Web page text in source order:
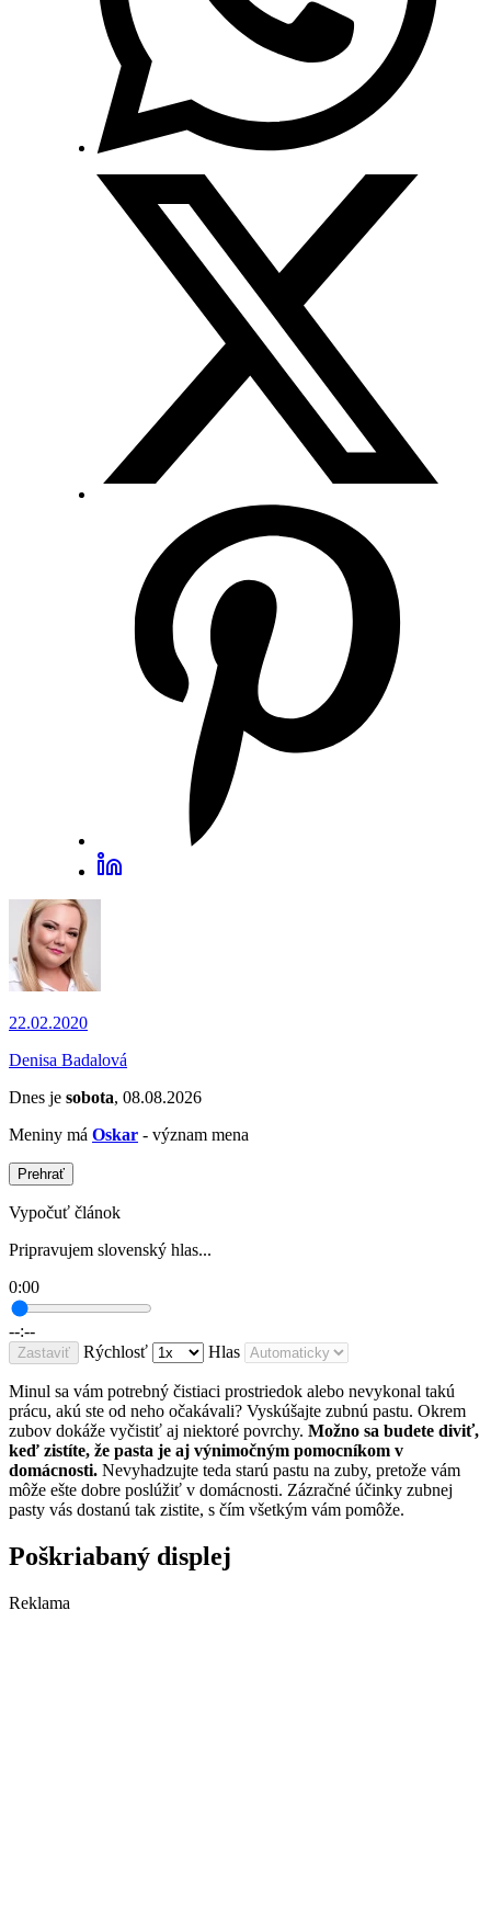
22.02.2020
Denisa Badalová
Dnes je sobota, 08.08.2026
Meniny má Oskar - význam mena
Prehrať
Vypočuť článok
Pripravujem slovenský hlas...
0:00
--:--
Zastaviť Rýchlosť Hlas
Minul sa vám potrebný čistiaci prostriedok alebo nevykonal takú
prácu, akú ste od neho očakávali? Vyskúšajte zubnú pastu. Okrem
zubov dokáže vyčistiť aj niektoré povrchy. Možno sa budete diviť,
keď zistíte, že pasta je aj výnimočným pomocníkom v
domácnosti. Nevyhadzujte teda starú pastu na zuby, pretože vám
môže ešte dobre poslúžiť v domácnosti. Zázračné účinky zubnej
pasty vás dostanú tak zistite, s čím všetkým vám pomôže.
Poškriabaný displej
Reklama